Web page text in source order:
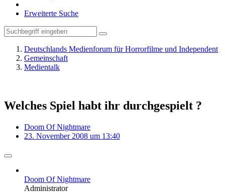
Erweiterte Suche
Deutschlands Medienforum für Horrorfilme und Independent
Gemeinschaft
Medientalk
Welches Spiel habt ihr durchgespielt ?
Doom Of Nightmare
23. November 2008 um 13:40
Doom Of Nightmare
Administrator